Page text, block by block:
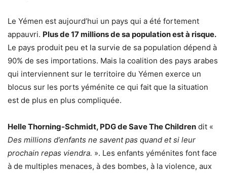
Le Yémen est aujourd’hui un pays qui a été fortement
appauvri. Plus de 17 millions de sa population est à risque.
Le pays produit peu et la survie de sa population dépend à
90% de ses importations. Mais la coalition des pays arabes
qui interviennent sur le territoire du Yémen exerce un
blocus sur les ports yéménite ce qui fait que la situation
est de plus en plus compliquée.
Helle Thorning-Schmidt, PDG de Save The Children dit «
Des millions d’enfants ne savent pas quand et si leur
prochain repas viendra. ». Les enfants yéménites font face
à de multiples menaces, à des bombes, à la violence, aux